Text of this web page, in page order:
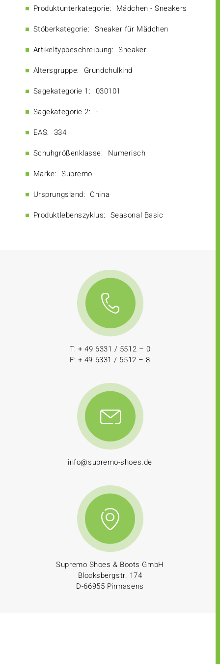
Produktunterkategorie: Mädchen - Sneakers
Stöberkategorie: Sneaker für Mädchen
Artikeltypbeschreibung: Sneaker
Altersgruppe: Grundchulkind
Sagekategorie 1: 030101
Sagekategorie 2: -
EAS: 334
Schuhgrößenklasse: Numerisch
Marke: Supremo
Ursprungsland: China
Produktlebenszyklus: Seasonal Basic
T: + 49 6331 / 5512 – 0
F: + 49 6331 / 5512 – 8
info@supremo-shoes.de
Supremo Shoes & Boots GmbH
Blocksbergstr. 174
D-66955 Pirmasens